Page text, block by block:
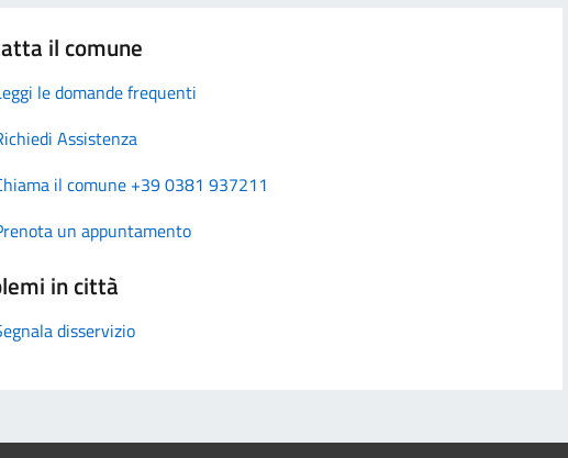
il comune
le domande frequenti
Assistenza
il comune +39 0381 937211
un appuntamento
in città
disservizio